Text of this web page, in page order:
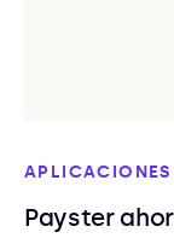
APLICACIONES
Payster